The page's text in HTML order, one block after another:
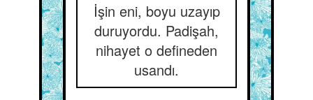
İşin eni, boyu uzayıp
duruyordu. Padişah,
nihayet o defineden
usandı.